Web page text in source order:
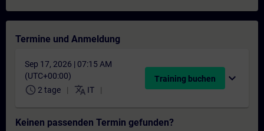
Termine und Anmeldung
Sep 17, 2026 | 07:15 AM
(UTC+00:00)
schedule 2 tage translate IT
Training buchen expand_more
Keinen passenden Termin gefunden?